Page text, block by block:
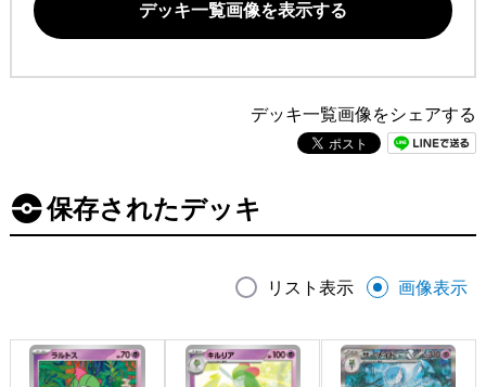
デッキ一覧画像を表示する
デッキ一覧画像をシェアする
保存されたデッキ
リスト表示 画像表示